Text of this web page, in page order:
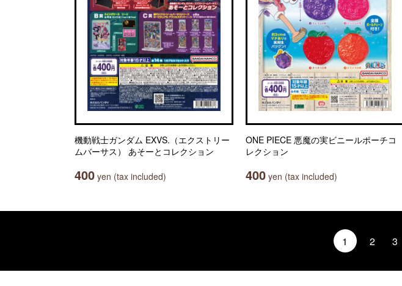
機動戦士ガンダム EXVS.（エクストリー
ムバーサス） あそーとコレクション
400 yen (tax included)
ONE PIECE 悪魔の実ビニールポーチコ
レクション
400 yen (tax included)
1 2 3